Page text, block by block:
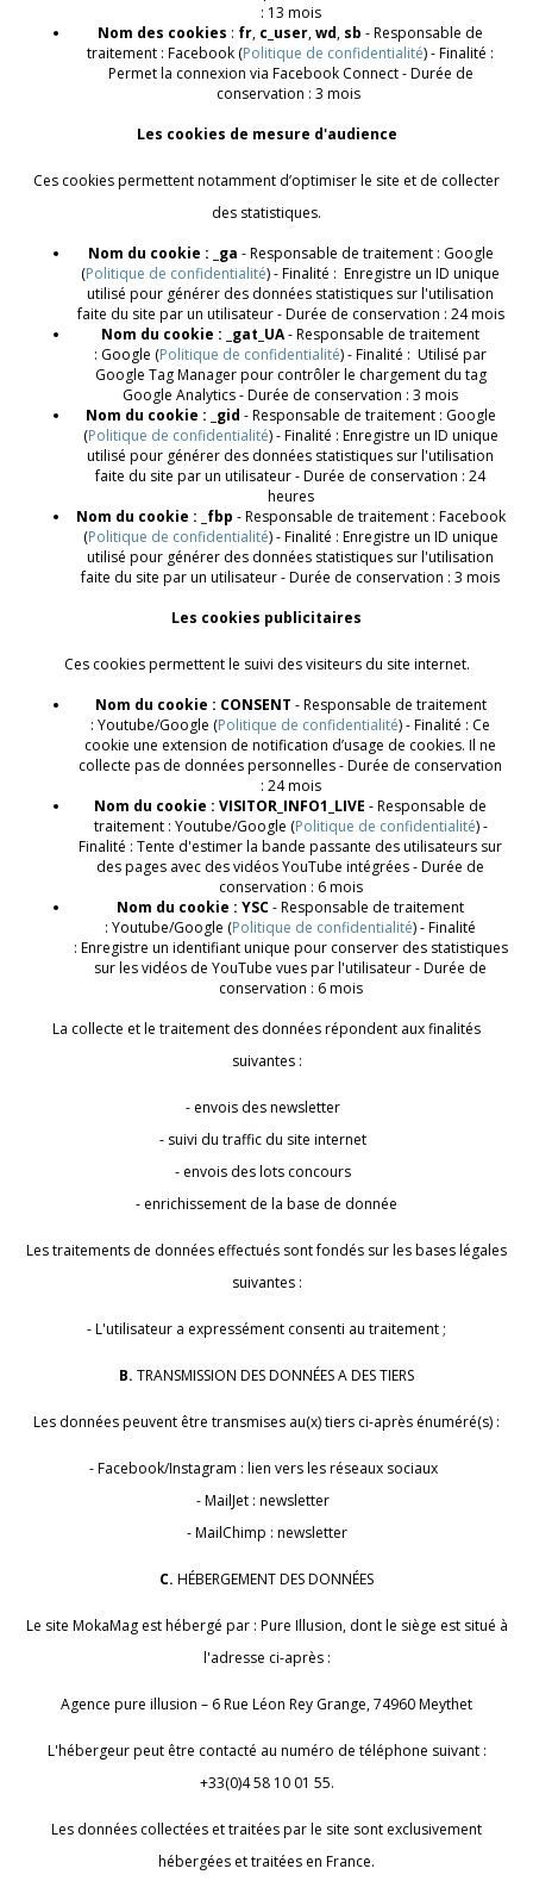
: 13 mois
Nom des cookies : fr, c_user,wd, sb - Responsable de
traitement : Facebook (Politique de confidentialité) - Finalité :
Permet la connexion via Facebook Connect - Durée de
conservation : 3 mois
Les cookies de mesure d'audience
Ces cookies permettent notamment d’optimiser le site et de collecter
des statistiques.
Nom du cookie : _ga - Responsable de traitement : Google
(Politique de confidentialité) - Finalité : Enregistre un ID unique
utilisé pour générer des données statistiques sur l'utilisation
faite du site par un utilisateur - Durée de conservation : 24 mois
Nom du cookie : _gat_UA- Responsable de traitement
: Google (Politique de confidentialité) - Finalité : Utilisé par
Google Tag Manager pour contrôler le chargement du tag
Google Analytics - Durée de conservation : 3 mois
Nom du cookie : _gid - Responsable de traitement : Google
(Politique de confidentialité) - Finalité : Enregistre un ID unique
utilisé pour générer des données statistiques sur l'utilisation
faite du site par un utilisateur - Durée de conservation : 24
heures
Nom du cookie : _fbp - Responsable de traitement : Facebook
(Politique de confidentialité) - Finalité : Enregistre un ID unique
utilisé pour générer des données statistiques sur l'utilisation
faite du site par un utilisateur - Durée de conservation : 3 mois
Les cookies publicitaires
Ces cookies permettent le suivi des visiteurs du site internet.
Nom du cookie : CONSENT - Responsable de traitement
: Youtube/Google (Politique de confidentialité) - Finalité : Ce
cookie une extension de notification d’usage de cookies. Il ne
collecte pas de données personnelles - Durée de conservation
: 24 mois
Nom du cookie : VISITOR_INFO1_LIVE - Responsable de
traitement : Youtube/Google (Politique de confidentialité) -
Finalité : Tente d'estimer la bande passante des utilisateurs sur
des pages avec des vidéos YouTube intégrées - Durée de
conservation : 6 mois
Nom du cookie : YSC- Responsable de traitement
: Youtube/Google (Politique de confidentialité) - Finalité
: Enregistre un identifiant unique pour conserver des statistiques
sur les vidéos de YouTube vues par l'utilisateur - Durée de
conservation : 6 mois
La collecte et le traitement des données répondent aux finalités
suivantes :
- envois des newsletter
- suivi du traffic du site internet
- envois des lots concours
- enrichissement de la base de donnée
Les traitements de données effectués sont fondés sur les bases légales
suivantes :
- L'utilisateur a expressément consenti au traitement ;
B. TRANSMISSION DES DONNÉES A DES TIERS
Les données peuvent être transmises au(x) tiers ci-après énuméré(s) :
- Facebook/Instagram : lien vers les réseaux sociaux
- MailJet : newsletter
- MailChimp : newsletter
C. HÉBERGEMENT DES DONNÉES
Le site MokaMag est hébergé par : Pure Illusion, dont le siège est situé à
l'adresse ci-après :
Agence pure illusion – 6 Rue Léon Rey Grange, 74960 Meythet
L'hébergeur peut être contacté au numéro de téléphone suivant :
+33(0)4 58 10 01 55.
Les données collectées et traitées par le site sont exclusivement
hébergées et traitées en France.